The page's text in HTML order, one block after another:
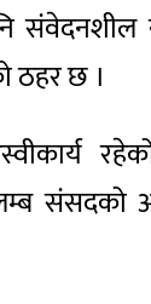
पनि
ठहर छ ।
संसदको